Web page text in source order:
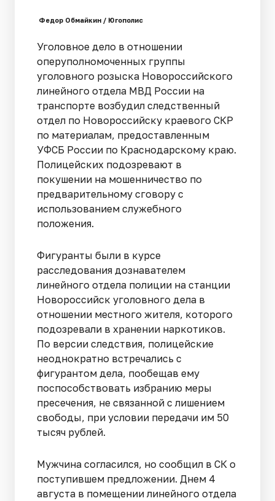
Федор Обмайкин / Югополис
Уголовное дело в отношении
оперуполномоченных группы
уголовного розыска Новороссийского
линейного отдела МВД России на
транспорте возбудил следственный
отдел по Новороссийску краевого СКР
по материалам, предоставленным
УФСБ России по Краснодарскому краю.
Полицейских подозревают в
покушении на мошенничество по
предварительному сговору с
использованием служебного
положения.
Фигуранты были в курсе
расследования дознавателем
линейного отдела полиции на станции
Новороссийск уголовного дела в
отношении местного жителя, которого
подозревали в хранении наркотиков.
По версии следствия, полицейские
неоднократно встречались с
фигурантом дела, пообещав ему
поспособствовать избранию меры
пресечения, не связанной с лишением
свободы, при условии передачи им 50
тысяч рублей.
Мужчина согласился, но сообщил в СК о
поступившем предложении. Днем 4
августа в помещении линейного отдела